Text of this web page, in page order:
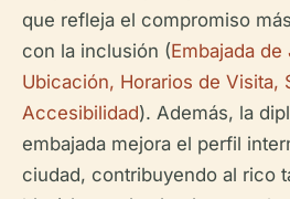
que refleja el compromiso
con la inclusión (Embajada
Ubicación, Horarios de Visita,
Accesibilidad). Además, la
embajada mejora el perfil
ciudad, contribuyendo al rico